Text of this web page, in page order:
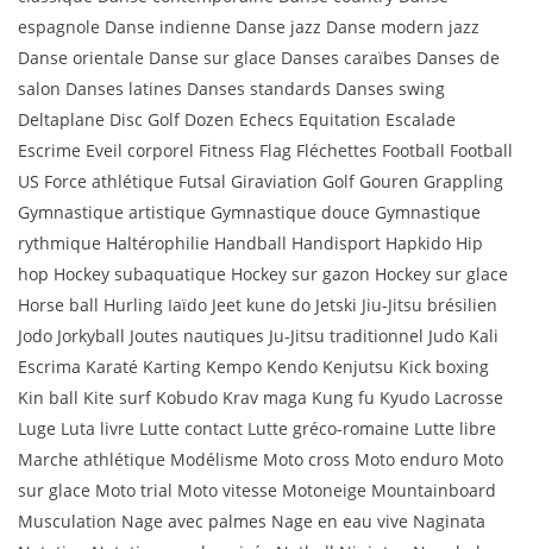
espagnole Danse indienne Danse jazz Danse modern jazz
Danse orientale Danse sur glace Danses caraïbes Danses de
salon Danses latines Danses standards Danses swing
Deltaplane Disc Golf Dozen Echecs Equitation Escalade
Escrime Eveil corporel Fitness Flag Fléchettes Football Football
US Force athlétique Futsal Giraviation Golf Gouren Grappling
Gymnastique artistique Gymnastique douce Gymnastique
rythmique Haltérophilie Handball Handisport Hapkido Hip
hop Hockey subaquatique Hockey sur gazon Hockey sur glace
Horse ball Hurling Iaïdo Jeet kune do Jetski Jiu-Jitsu brésilien
Jodo Jorkyball Joutes nautiques Ju-Jitsu traditionnel Judo Kali
Escrima Karaté Karting Kempo Kendo Kenjutsu Kick boxing
Kin ball Kite surf Kobudo Krav maga Kung fu Kyudo Lacrosse
Luge Luta livre Lutte contact Lutte gréco-romaine Lutte libre
Marche athlétique Modélisme Moto cross Moto enduro Moto
sur glace Moto trial Moto vitesse Motoneige Mountainboard
Musculation Nage avec palmes Nage en eau vive Naginata